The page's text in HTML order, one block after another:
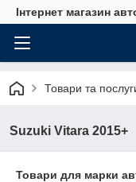
Інтернет магазин
Товари та
Suzuki Vitara 2015+
Товари для марки